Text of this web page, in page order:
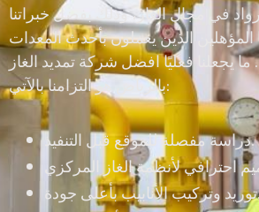
في مجال الغاز، وذلك بفضل خبراتنا
المؤهلين الذين يعملون بأحدث المعدات
ما يجعلنا فعليًا افضل شركة تمديد الغاز
بالرياض هو التزامنا بالآتي:
دراسة مفصلة للموقع قبل التنفيذ.
بأعلى جودة.